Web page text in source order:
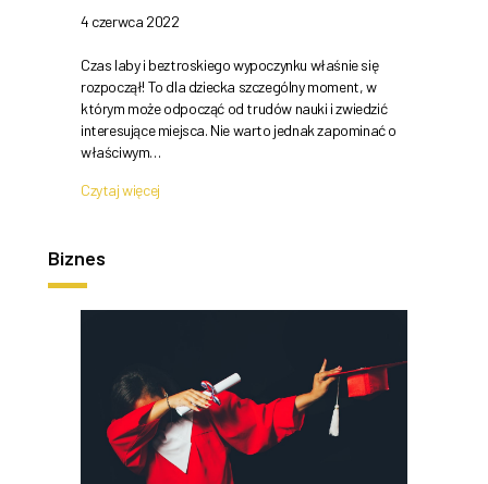
4 czerwca 2022
Czas laby i beztroskiego wypoczynku właśnie się
rozpoczął! To dla dziecka szczególny moment, w
którym może odpocząć od trudów nauki i zwiedzić
interesujące miejsca. Nie warto jednak zapominać o
właściwym…
Czytaj więcej
Biznes